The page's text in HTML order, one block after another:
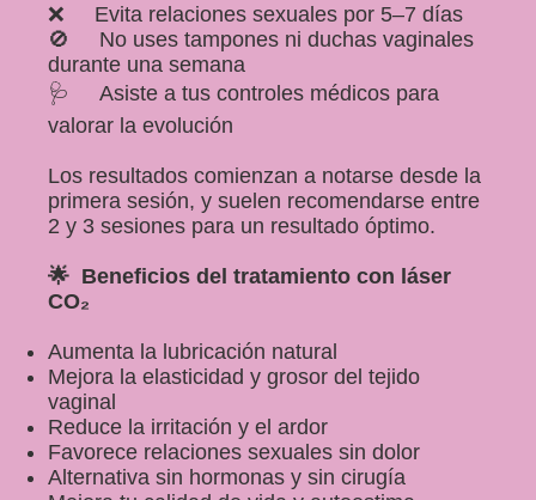
Eventos
Contáctame
❌ Evita relaciones sexuales por 5–7 días
🚫 No uses tampones ni duchas vaginales
durante una semana
🩺 Asiste a tus controles médicos para
valorar la evolución
Los resultados comienzan a notarse desde la
primera sesión, y suelen recomendarse entre
2 y 3 sesiones para un resultado óptimo.
🌟 Beneficios del tratamiento con láser
CO₂
Aumenta la lubricación natural
Mejora la elasticidad y grosor del tejido
vaginal
Reduce la irritación y el ardor
Favorece relaciones sexuales sin dolor
Alternativa sin hormonas y sin cirugía